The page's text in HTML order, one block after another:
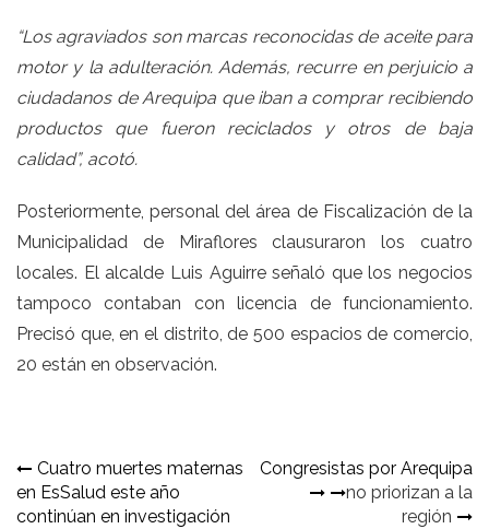
“Los agraviados son marcas reconocidas de aceite para
motor y la adulteración. Además, recurre en perjuicio a
ciudadanos de Arequipa que iban a comprar recibiendo
productos que fueron reciclados y otros de baja
calidad”, acotó.
Posteriormente, personal del área de Fiscalización de la
Municipalidad de Miraflores clausuraron los cuatro
locales. El alcalde Luis Aguirre señaló que los negocios
tampoco contaban con licencia de funcionamiento.
Precisó que, en el distrito, de 500 espacios de comercio,
20 están en observación.
Navegación
de
Cuatro muertes maternas
en EsSalud este año
continúan en investigación
Congresistas por Arequipa
no priorizan a la
región